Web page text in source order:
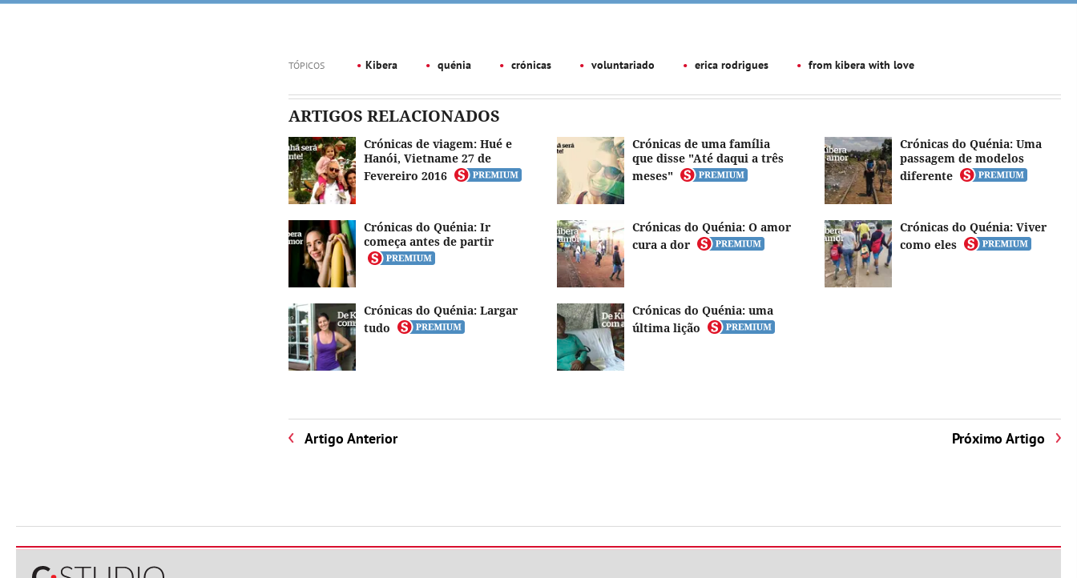
TÓPICOS Kibera quénia crónicas voluntariado erica rodrigues from kibera with love
ARTIGOS RELACIONADOS
Crónicas de viagem: Hué e
Hanói, Vietname 27 de
Fevereiro 2016
Crónicas de uma família
que disse "Até daqui a três
meses"
Crónicas do Quénia: Uma
passagem de modelos
diferente
Crónicas do Quénia: Ir
começa antes de partir
Crónicas do Quénia: O amor
cura a dor
Crónicas do Quénia: Viver
como eles
Crónicas do Quénia: Largar
tudo
Crónicas do Quénia: uma
última lição
Artigo Anterior Próximo Artigo